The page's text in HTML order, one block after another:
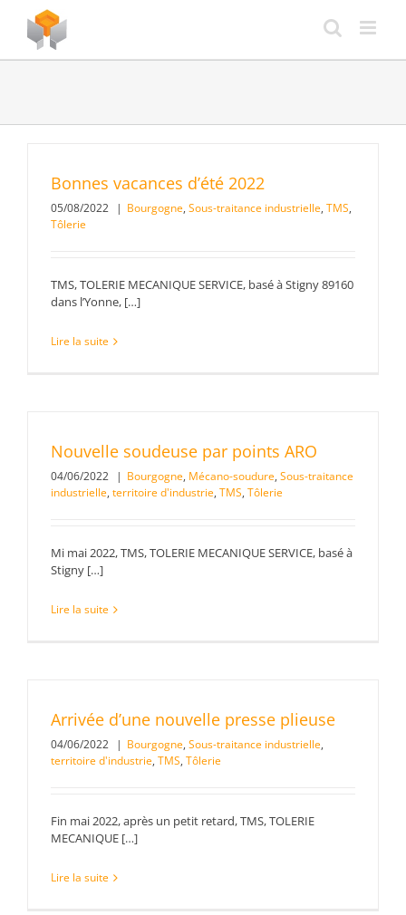
contenu
Bonnes vacances d’été 2022
05/08/2022 | Bourgogne, Sous-traitance industrielle, TMS,
Tôlerie
TMS, TOLERIE MECANIQUE SERVICE, basé à Stigny 89160
dans l’Yonne, […]
Lire la suite
Nouvelle soudeuse par points ARO
04/06/2022 | Bourgogne, Mécano-soudure, Sous-traitance
industrielle, territoire d'industrie, TMS, Tôlerie
Mi mai 2022, TMS, TOLERIE MECANIQUE SERVICE, basé à
Stigny […]
Lire la suite
Arrivée d’une nouvelle presse plieuse
04/06/2022 | Bourgogne, Sous-traitance industrielle,
territoire d'industrie, TMS, Tôlerie
Fin mai 2022, après un petit retard, TMS, TOLERIE
MECANIQUE […]
Lire la suite